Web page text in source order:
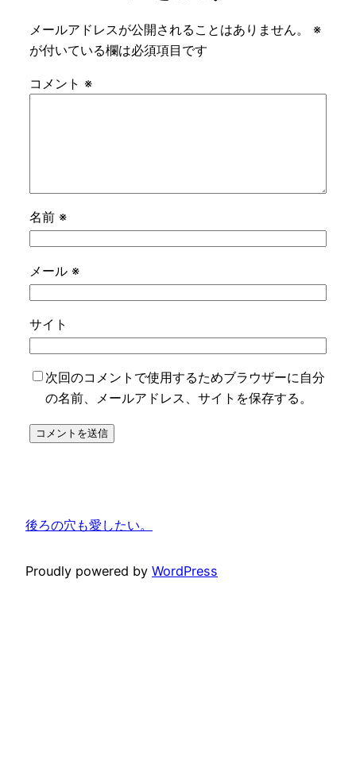
メールアドレスが公開されることはありません。
※
が付いている欄は必須項目です
コメント ※
名前 ※
メール ※
サイト
次回のコメントで使用するためブラウザーに自分
の名前、メールアドレス、サイトを保存する。
後ろの穴も愛したい。
Proudly powered by WordPress